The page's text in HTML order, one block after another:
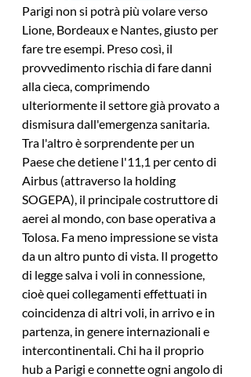
Parigi non si potrà più volare verso
Lione, Bordeaux e Nantes, giusto per
fare tre esempi. Preso così, il
provvedimento rischia di fare danni
alla cieca, comprimendo
ulteriormente il settore già provato a
dismisura dall'emergenza sanitaria.
Tra l'altro è sorprendente per un
Paese che detiene l'11,1 per cento di
Airbus (attraverso la holding
SOGEPA), il principale costruttore di
aerei al mondo, con base operativa a
Tolosa. Fa meno impressione se vista
da un altro punto di vista. Il progetto
di legge salva i voli in connessione,
cioè quei collegamenti effettuati in
coincidenza di altri voli, in arrivo e in
partenza, in genere internazionali e
intercontinentali. Chi ha il proprio
hub a Parigi e connette ogni angolo di